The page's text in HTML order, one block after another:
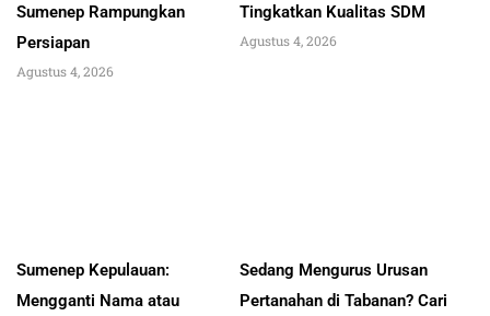
Sumenep Rampungkan
Persiapan
Agustus 4, 2026
Tingkatkan Kualitas SDM
Agustus 4, 2026
Sumenep Kepulauan:
Mengganti Nama atau
Sedang Mengurus Urusan
Pertanahan di Tabanan? Cari